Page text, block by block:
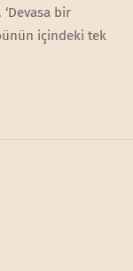
bir
içindeki tek